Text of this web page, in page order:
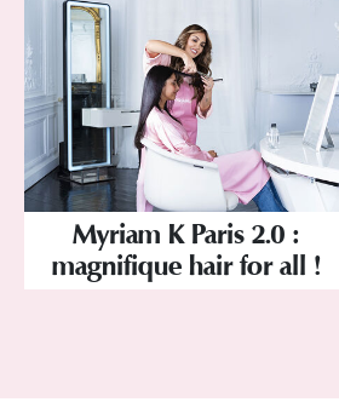
Myriam K Paris 2.0 :
magnifique hair for all !